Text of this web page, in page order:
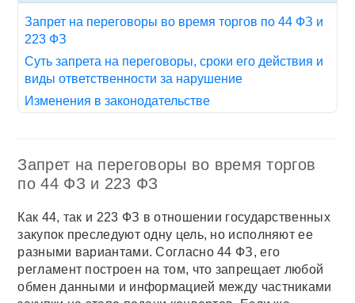
Запрет на переговоры во время торгов по 44 ФЗ и
223 ФЗ
Суть запрета на переговоры, сроки его действия и
виды ответственности за нарушение
Изменения в законодательстве
Запрет на переговоры во время торгов
по 44 ФЗ и 223 ФЗ
Как 44, так и 223 ФЗ в отношении государственных
закупок преследуют одну цель, но исполняют ее
разными вариантами. Согласно 44 ФЗ, его
регламент построен на том, что запрещает любой
обмен данными и информацией между частниками